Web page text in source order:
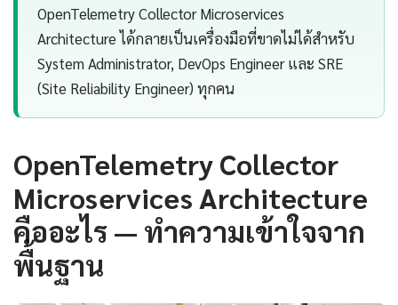
OpenTelemetry Collector Microservices
Architecture ได้กลายเป็นเครื่องมือที่ขาดไม่ได้สำหรับ
System Administrator, DevOps Engineer และ SRE
(Site Reliability Engineer) ทุกคน
OpenTelemetry Collector
Microservices Architecture
คืออะไร — ทำความเข้าใจจาก
พื้นฐาน